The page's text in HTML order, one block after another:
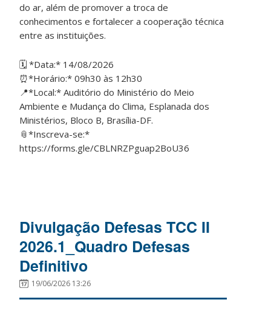
do ar, além de promover a troca de
conhecimentos e fortalecer a cooperação técnica
entre as instituições.
🗓️ *Data:* 14/08/2026
⏰*Horário:* 09h30 às 12h30
📍*Local:* Auditório do Ministério do Meio
Ambiente e Mudança do Clima, Esplanada dos
Ministérios, Bloco B, Brasília-DF.
📎*Inscreva-se:*
https://forms.gle/CBLNRZPguap2BoU36
Divulgação Defesas TCC II
2026.1_Quadro Defesas
Definitivo
19/06/2026 13:26